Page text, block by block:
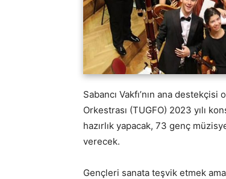
Sabancı Vakfı’nın ana
Orkestrası (TUGFO) 2023 yılı
hazırlık yapacak, 73 genç
verecek.
Gençleri sanata teşvik etmek